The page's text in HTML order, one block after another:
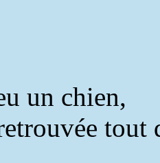
un chien,
tout